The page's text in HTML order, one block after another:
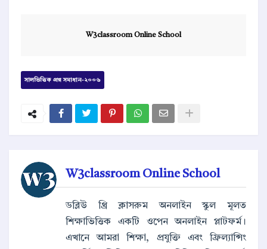
W3classroom Online School
সালভিত্তিক প্রশ্ন সমাধান-২০০৬
W3classroom Online School
ডব্লিউ থ্রি ক্লাসরুম অনলাইন স্কুল মূলত
শিক্ষাভিত্তিক একটি ওপেন অনলাইন প্লাটফর্ম।
এখানে আমরা শিক্ষা, প্রযুক্তি এবং ফ্রিল্যান্সিং